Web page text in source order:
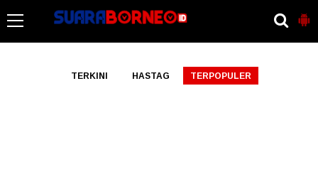
TERKINI HASTAG TERPOPULER